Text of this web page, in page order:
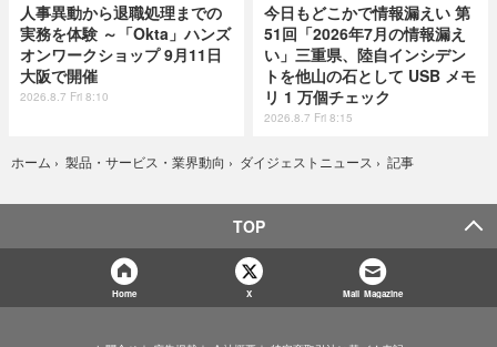
人事異動から退職処理までの
実務を体験 ～「Okta」ハンズ
オンワークショップ 9月11日
大阪で開催
2026.8.7 Fri 8:10
今日もどこかで情報漏えい 第
51回「2026年7月の情報漏え
い」三重県、陸自インシデン
トを他山の石として USB メモ
リ 1 万個チェック
2026.8.7 Fri 8:15
ホーム › 製品・サービス・業界動向 › ダイジェストニュース › 記事
TOP
Home X Mail Magazine